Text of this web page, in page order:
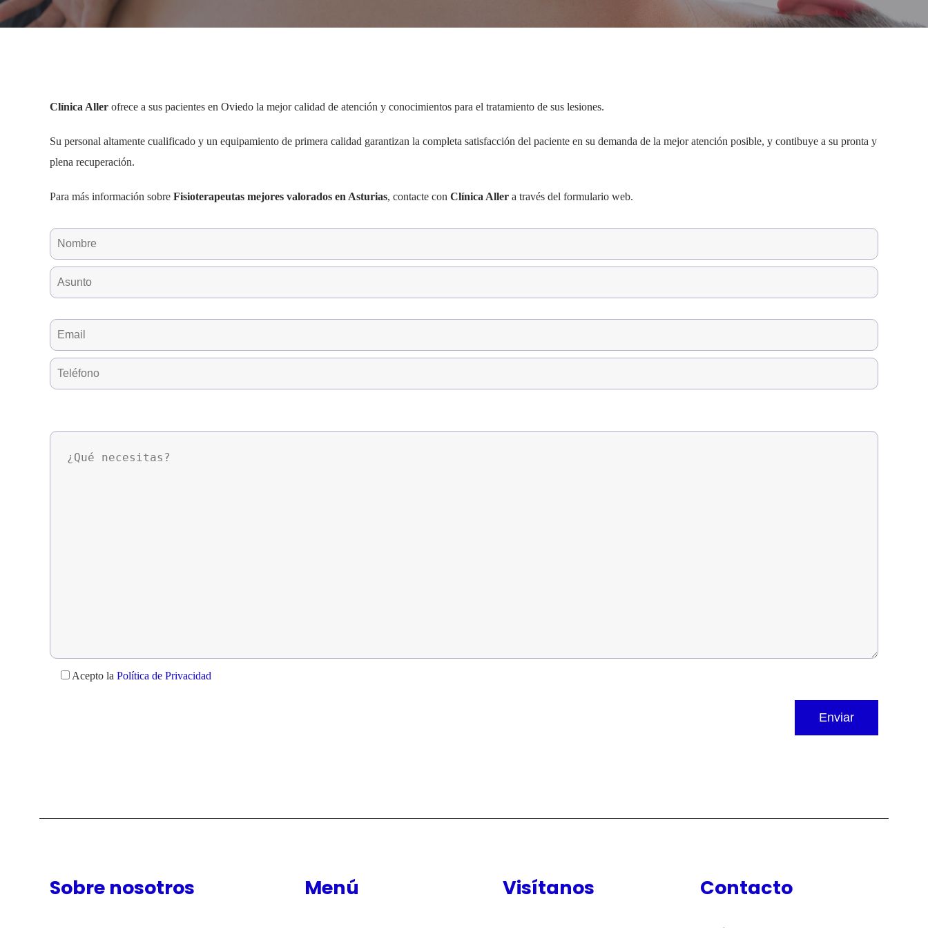
Clínica Aller ofrece a sus pacientes en Oviedo la mejor calidad de atención y conocimientos para el tratamiento de sus lesiones.
Su personal altamente cualificado y un equipamiento de primera calidad garantizan la completa satisfacción del paciente en su demanda de la mejor atención posible, y contibuye a su pronta y
plena recuperación.
Para más información sobre Fisioterapeutas mejores valorados en Asturias, contacte con Clínica Aller a través del formulario web.
Acepto la Política de Privacidad
Sobre nosotros Menú Visítanos Contacto